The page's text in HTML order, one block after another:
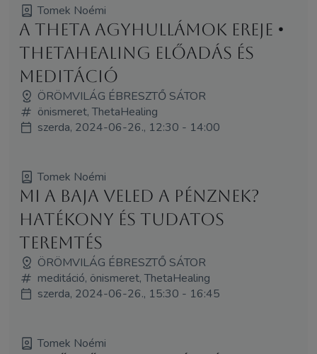
Tomek Noémi
A theta agyhullámok ereje •
ThetaHealing előadás és
meditáció
ÖRÖMVILÁG ÉBRESZTŐ SÁTOR
önismeret, ThetaHealing
szerda, 2024-06-26., 12:30 - 14:00
Tomek Noémi
Mi a baja veled a pénznek?
Hatékony és tudatos
teremtés
ÖRÖMVILÁG ÉBRESZTŐ SÁTOR
meditáció, önismeret, ThetaHealing
szerda, 2024-06-26., 15:30 - 16:45
Tomek Noémi